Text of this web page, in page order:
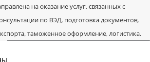
на оказание услуг, связанных с
по ВЭД, подготовка документов,
таможенное оформление, логистика.